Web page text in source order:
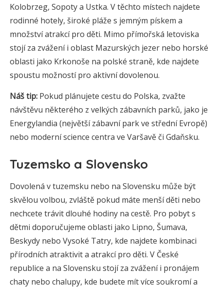
Kolobrzeg, Sopoty a Ustka. V těchto místech najdete
rodinné hotely, široké pláže s jemným pískem a
množství atrakcí pro děti. Mimo přímořská letoviska
stojí za zvážení i oblast Mazurských jezer nebo horské
oblasti jako Krkonoše na polské straně, kde najdete
spoustu možností pro aktivní dovolenou.
Náš tip: Pokud plánujete cestu do Polska, zvažte
návštěvu některého z velkých zábavních parků, jako je
Energylandia (největší zábavní park ve střední Evropě)
nebo moderní science centra ve Varšavě či Gdaňsku.
Tuzemsko a Slovensko
Dovolená v tuzemsku nebo na Slovensku může být
skvělou volbou, zvláště pokud máte menší děti nebo
nechcete trávit dlouhé hodiny na cestě. Pro pobyt s
dětmi doporučujeme oblasti jako Lipno, Šumava,
Beskydy nebo Vysoké Tatry, kde najdete kombinaci
přírodních atraktivit a atrakcí pro děti. V České
republice a na Slovensku stojí za zvážení i pronájem
chaty nebo chalupy, kde budete mít více soukromí a